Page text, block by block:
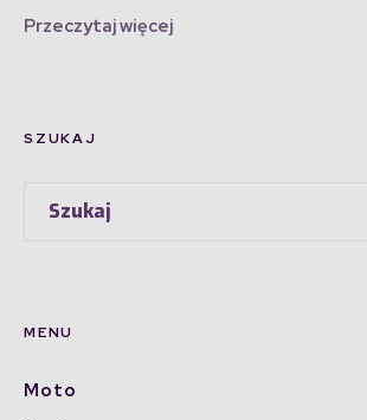
Przeczytaj więcej
SZUKAJ
MENU
Moto